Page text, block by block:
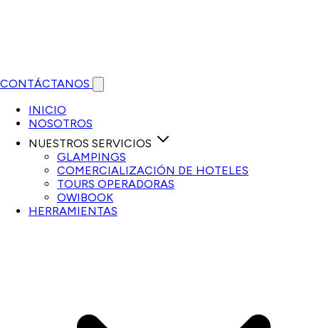
CONTÁCTANOS
INICIO
NOSOTROS
NUESTROS SERVICIOS
GLAMPINGS
COMERCIALIZACIÓN DE HOTELES
TOURS OPERADORAS
OWIBOOK
HERRAMIENTAS